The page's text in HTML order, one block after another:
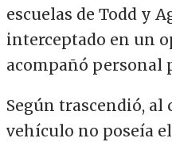
escuelas de Todd y
interceptado en un
acompañó personal
Según trascendió, al
vehículo no poseía